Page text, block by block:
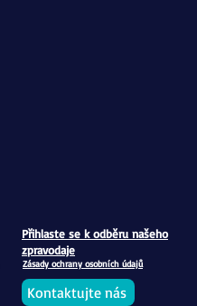
Přihlaste se k odběru našeho
zpravodaje
Zásady ochrany osobních údajů
Kontaktujte nás